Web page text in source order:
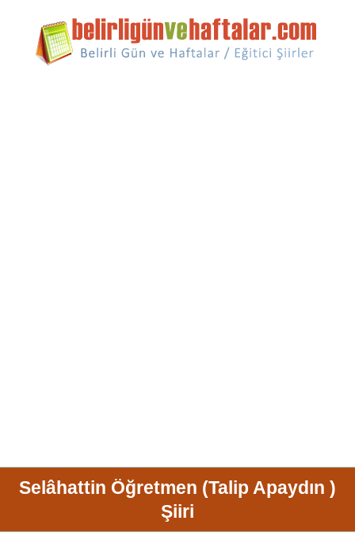
Selâhattin Öğretmen (Talip Apaydın )
Şiiri